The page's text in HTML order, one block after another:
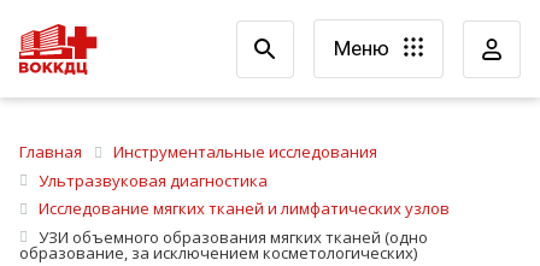
Меню
Главная
Инструментальные исследования
Ультразвуковая диагностика
Исследование мягких тканей и лимфатических узлов
УЗИ объемного образования мягких тканей (одно
образование, за исключением косметологических)